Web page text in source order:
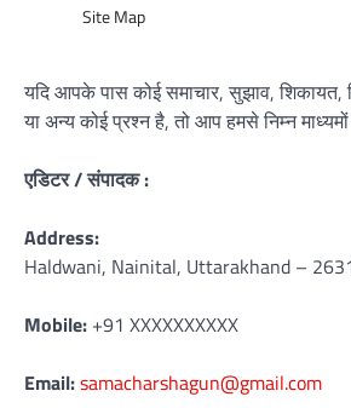
Site Map
यदि आपके पास कोई समाचार, सुझाव, शिकायत,
या अन्य कोई प्रश्न है, तो आप हमसे निम्न
एडिटर / संपादक :
Address:
Haldwani, Nainital, Uttarakhand –
Mobile: +91 XXXXXXXXXX
Email:samacharshagun@gmail.com